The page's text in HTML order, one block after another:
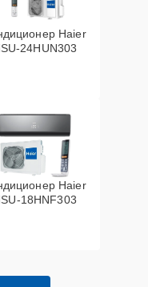
Haier
24HUN303
Haier
18HNF303